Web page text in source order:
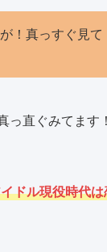
！真っすぐ見て
っ直ぐみてます
ドル現役時代は